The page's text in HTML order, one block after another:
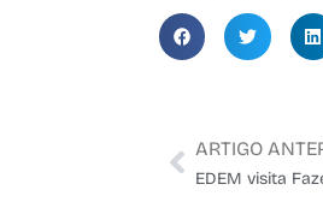
ARTIGO
EDEM visita